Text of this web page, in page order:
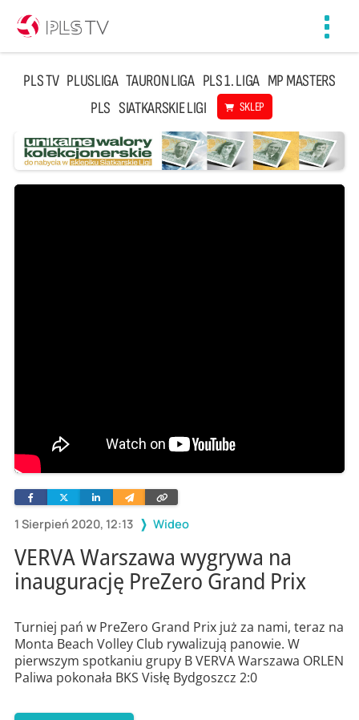
PLS TV PLUSLIGA TAURON LIGA PLS 1. LIGA MP MASTERS
PLS SIATKARSKIE LIGI SKLEP
1 Sierpień 2020, 12:13 Wideo
FacebookTwitterLinkedinWyślij
e-
Skopiuj
link
VERVA Warszawa wygrywa na
inaugurację PreZero Grand Prix
Turniej pań w PreZero Grand Prix już za nami, teraz na
Monta Beach Volley Club rywalizują panowie. W
pierwszym spotkaniu grupy B VERVA Warszawa ORLEN
Paliwa pokonała BKS Visłę Bydgoszcz 2:0